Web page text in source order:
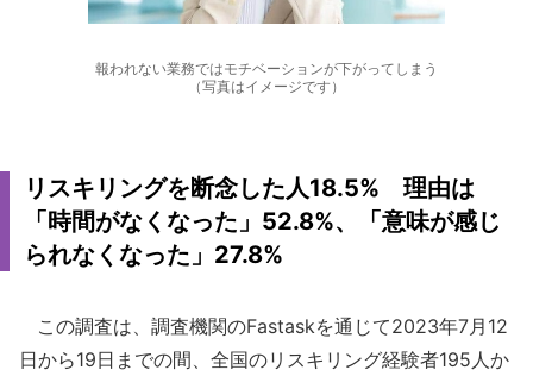
報われない業務ではモチベーションが下がってしまう
（写真はイメージです）
リスキリングを断念した人18.5% 理由は
「時間がなくなった」52.8%、「意味が感じ
られなくなった」27.8%
この調査は、調査機関のFastaskを通じて2023年7月12
日から19日までの間、全国のリスキリング経験者195人か